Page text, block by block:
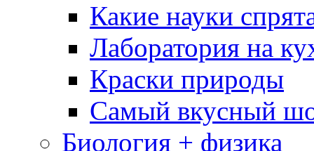
Какие науки
Лаборатория на
Краски природы
Самый вкусный
Биология + физика